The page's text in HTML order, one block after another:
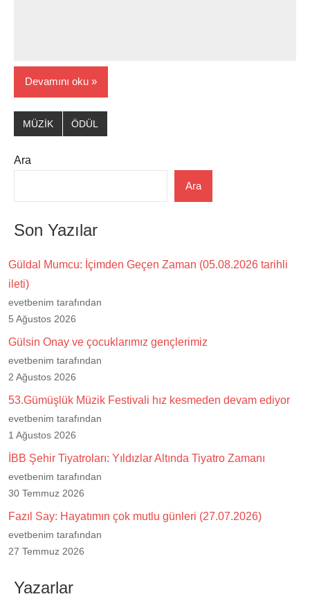
Devamını oku
MÜZİK ÖDÜL
Ara
Ara
Son Yazılar
Güldal Mumcu: İçimden Geçen Zaman (05.08.2026 tarihli
ileti)
evetbenim tarafından
5 Ağustos 2026
Gülsin Onay ve çocuklarımız gençlerimiz
evetbenim tarafından
2 Ağustos 2026
53.Gümüşlük Müzik Festivali hız kesmeden devam ediyor
evetbenim tarafından
1 Ağustos 2026
İBB Şehir Tiyatroları: Yıldızlar Altında Tiyatro Zamanı
evetbenim tarafından
30 Temmuz 2026
Fazıl Say: Hayatımın çok mutlu günleri (27.07.2026)
evetbenim tarafından
27 Temmuz 2026
Yazarlar